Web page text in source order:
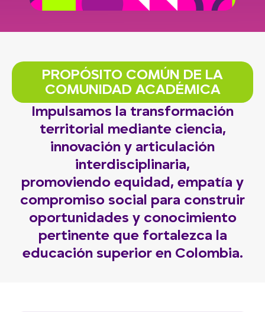
PROPÓSITO COMÚN DE LA
COMUNIDAD ACADÉMICA
Impulsamos la transformación
territorial mediante ciencia,
innovación y articulación
interdisciplinaria,
promoviendo equidad, empatía y
compromiso social para construir
oportunidades y conocimiento
pertinente que fortalezca la
educación superior en Colombia.